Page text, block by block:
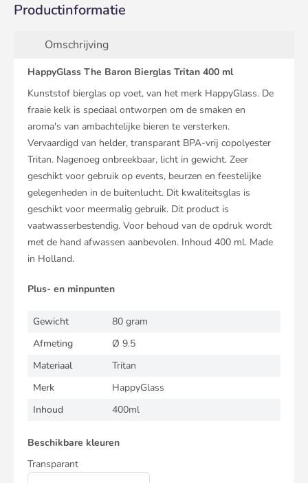
Productinformatie
Omschrijving
HappyGlass The Baron Bierglas Tritan 400 ml
Kunststof bierglas op voet, van het merk HappyGlass. De
fraaie kelk is speciaal ontworpen om de smaken en
aroma's van ambachtelijke bieren te versterken.
Vervaardigd van helder, transparant BPA-vrij copolyester
Tritan. Nagenoeg onbreekbaar, licht in gewicht. Zeer
geschikt voor gebruik op events, beurzen en feestelijke
gelegenheden in de buitenlucht. Dit kwaliteitsglas is
geschikt voor meermalig gebruik. Dit product is
vaatwasserbestendig. Voor behoud van de opdruk wordt
met de hand afwassen aanbevolen. Inhoud 400 ml. Made
in Holland.
Plus- en minpunten
Gewicht
80 gram
Afmeting
Ø 9.5
Materiaal
Tritan
Merk
HappyGlass
Inhoud
400ml
Beschikbare kleuren
Transparant